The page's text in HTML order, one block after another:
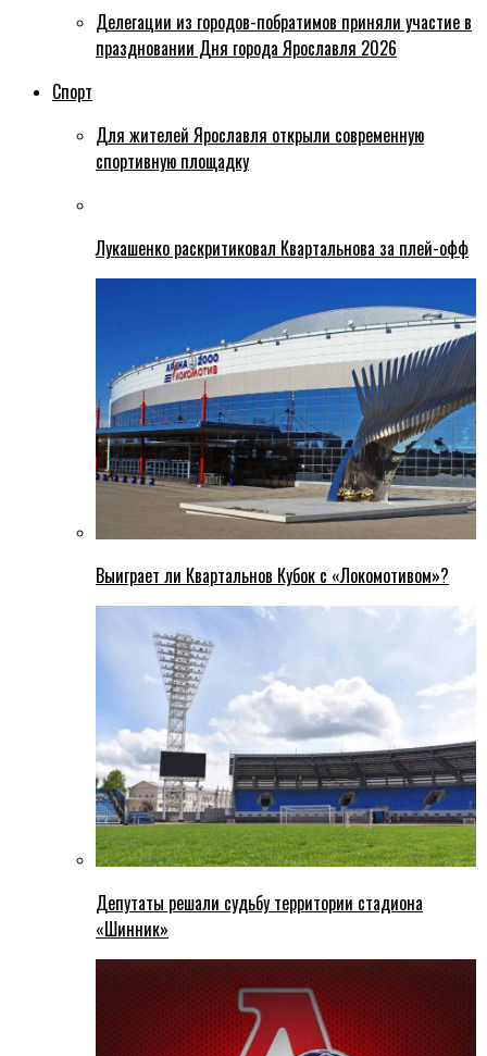
Делегации из городов-побратимов приняли участие в
праздновании Дня города Ярославля 2026
Спорт
Для жителей Ярославля открыли современную
спортивную площадку
Лукашенко раскритиковал Квартальнова за плей-офф
Выиграет ли Квартальнов Кубок с «Локомотивом»?
Депутаты решали судьбу территории стадиона
«Шинник»